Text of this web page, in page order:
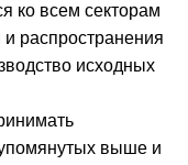
ко всем секторам
и распространения
исходных
выше и